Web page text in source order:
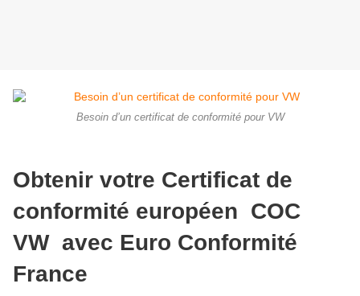
Besoin d’un certificat de conformité pour VW
Obtenir votre Certificat de
conformité européen COC
VW avec Euro Conformité
France